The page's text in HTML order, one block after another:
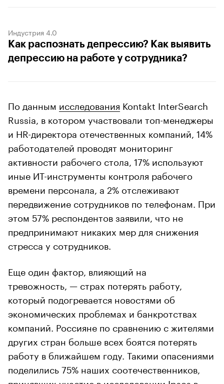
Индустрия 4.0
Как распознать депрессию? Как выявить
депрессию на работе у сотрудника?
По данным исследования Kontakt InterSearch
Russia, в котором участвовали топ-менеджеры
и HR-директора отечественных компаний, 14%
работодателей проводят мониторинг
активности рабочего стола, 17% используют
иные ИТ-инструменты контроля рабочего
времени персонала, а 2% отслеживают
передвижение сотрудников по телефонам. При
этом 57% респондентов заявили, что не
предпринимают никаких мер для снижения
стресса у сотрудников.
Еще один фактор, влияющий на
тревожность, — страх потерять работу,
который подогревается новостями об
экономических проблемах и банкротствах
компаний. Россияне по сравнению с жителями
других стран больше всех боятся потерять
работу в ближайшем году. Такими опасениями
поделились 75% наших соотечественников,